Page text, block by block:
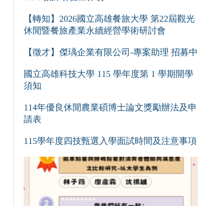
【轉知】2026國立高雄餐旅大學 第22屆觀光
休閒暨餐旅產業永續經營學術研討會
【徵才】傑瑀企業有限公司-專案助理 招募中
國立高雄科技大學 115 學年度第 1 學期開學
須知
114年優良休閒農業碩博士論文獎勵辦法及申
請表
115學年度四技甄選入學面試時間及注意事項